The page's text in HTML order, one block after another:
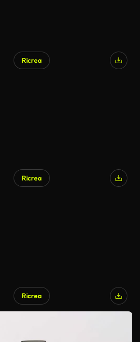
Ricrea
Ricrea
Ricrea